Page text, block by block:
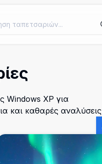
Windows XP για
και καθαρές αναλύσεις